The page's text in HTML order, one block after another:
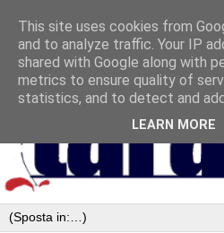
This site uses cookies from
and to analyze traffic. Your IP
shared with Google along with
metrics to ensure quality of
statistics, and to detect and
LEARN MORE